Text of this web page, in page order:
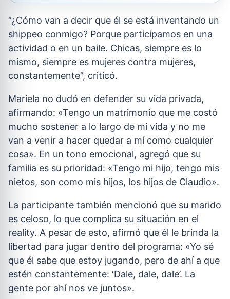
“¿Cómo van a decir que él se está inventando un
shippeo conmigo? Porque participamos en una
actividad o en un baile. Chicas, siempre es lo
mismo, siempre es mujeres contra mujeres,
constantemente”, criticó.
Mariela no dudó en defender su vida privada,
afirmando: «Tengo un matrimonio que me costó
mucho sostener a lo largo de mi vida y no me
van a venir a hacer quedar a mí como cualquier
cosa». En un tono emocional, agregó que su
familia es su prioridad: «Tengo mi hijo, tengo mis
nietos, son como mis hijos, los hijos de Claudio».
La participante también mencionó que su marido
es celoso, lo que complica su situación en el
reality. A pesar de esto, afirmó que él le brinda la
libertad para jugar dentro del programa: «Yo sé
que él sabe que estoy jugando, pero de ahí a que
estén constantemente: ‘Dale, dale, dale’. La
gente por ahí nos ve juntos».